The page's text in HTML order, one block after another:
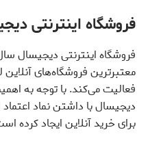
فروشگاه اینترنتی
فروشگاه اینترنتی دیجیسال
معتبرترین فروشگاه‌های آنلاین
فعالیت می‌کند. با توجه به
دیجیسال با داشتن نماد
برای خرید آنلاین ایجاد کرده